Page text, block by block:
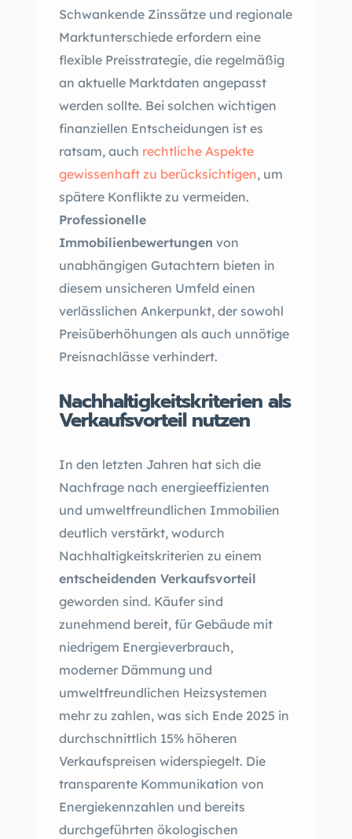
Schwankende Zinssätze und regionale
Marktunterschiede erfordern eine
flexible Preisstrategie, die regelmäßig
an aktuelle Marktdaten angepasst
werden sollte. Bei solchen wichtigen
finanziellen Entscheidungen ist es
ratsam, auch rechtliche Aspekte
gewissenhaft zu berücksichtigen, um
spätere Konflikte zu vermeiden.
Professionelle
Immobilienbewertungen von
unabhängigen Gutachtern bieten in
diesem unsicheren Umfeld einen
verlässlichen Ankerpunkt, der sowohl
Preisüberhöhungen als auch unnötige
Preisnachlässe verhindert.
Nachhaltigkeitskriterien als
Verkaufsvorteil nutzen
In den letzten Jahren hat sich die
Nachfrage nach energieeffizienten
und umweltfreundlichen Immobilien
deutlich verstärkt, wodurch
Nachhaltigkeitskriterien zu einem
entscheidenden Verkaufsvorteil
geworden sind. Käufer sind
zunehmend bereit, für Gebäude mit
niedrigem Energieverbrauch,
moderner Dämmung und
umweltfreundlichen Heizsystemen
mehr zu zahlen, was sich Ende 2025 in
durchschnittlich 15% höheren
Verkaufspreisen widerspiegelt. Die
transparente Kommunikation von
Energiekennzahlen und bereits
durchgeführten ökologischen